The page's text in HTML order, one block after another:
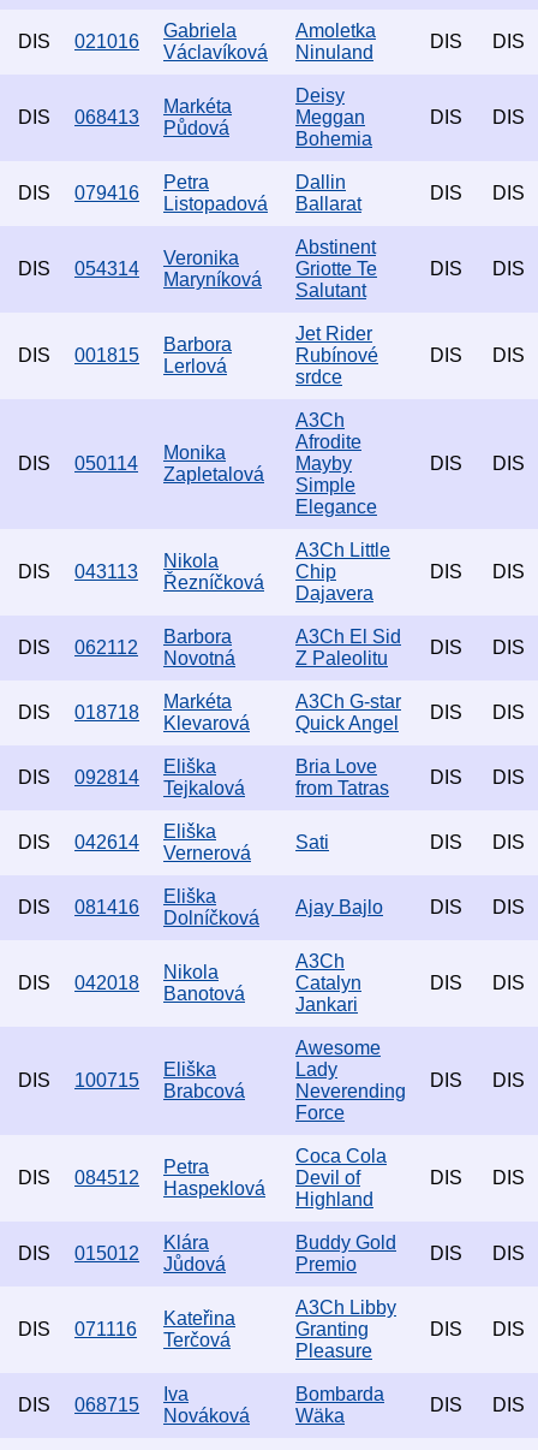
DIS 021016
Gabriela
Václavíková
Amoletka
Ninuland
DIS DIS
DIS 068413
Markéta
Půdová
Deisy
Meggan
Bohemia
DIS DIS
DIS 079416
Petra
Listopadová
Dallin
Ballarat
DIS DIS
DIS 054314
Veronika
Maryníková
Abstinent
Griotte Te
Salutant
DIS DIS
DIS 001815
Barbora
Lerlová
Jet Rider
Rubínové
srdce
DIS DIS
DIS 050114
Monika
Zapletalová
A3Ch
Afrodite
Mayby
Simple
Elegance
DIS DIS
DIS 043113
Nikola
Řezníčková
A3Ch Little
Chip
Dajavera
DIS DIS
DIS 062112
Barbora
Novotná
A3Ch El Sid
Z Paleolitu
DIS DIS
DIS 018718
Markéta
Klevarová
A3Ch G-star
Quick Angel
DIS DIS
DIS 092814
Eliška
Tejkalová
Bria Love
from Tatras
DIS DIS
DIS 042614
Eliška
Vernerová
Sati DIS DIS
DIS 081416
Eliška
Dolníčková
Ajay Bajlo DIS DIS
DIS 042018
Nikola
Banotová
A3Ch
Catalyn
Jankari
DIS DIS
DIS 100715
Eliška
Brabcová
Awesome
Lady
Neverending
Force
DIS DIS
DIS 084512
Petra
Haspeklová
Coca Cola
Devil of
Highland
DIS DIS
DIS 015012
Klára
Jůdová
Buddy Gold
Premio
DIS DIS
DIS 071116
Kateřina
Terčová
A3Ch Libby
Granting
Pleasure
DIS DIS
DIS 068715
Iva
Nováková
Bombarda
Wäka
DIS DIS